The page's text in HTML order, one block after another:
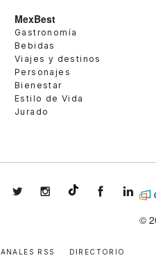
MexBest
Gastronomía
Bebidas
Viajes y destinos
Personajes
Bienestar
Estilo de Vida
Jurado
RSS DIRECTORIO
expansionmxexpansionmx
©